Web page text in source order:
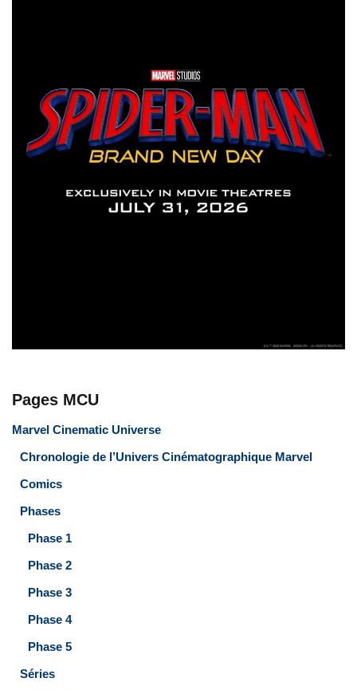
Pages MCU
Marvel Cinematic Universe
Chronologie de l’Univers Cinématographique Marvel
Comics
Phases
Phase 1
Phase 2
Phase 3
Phase 4
Phase 5
Séries